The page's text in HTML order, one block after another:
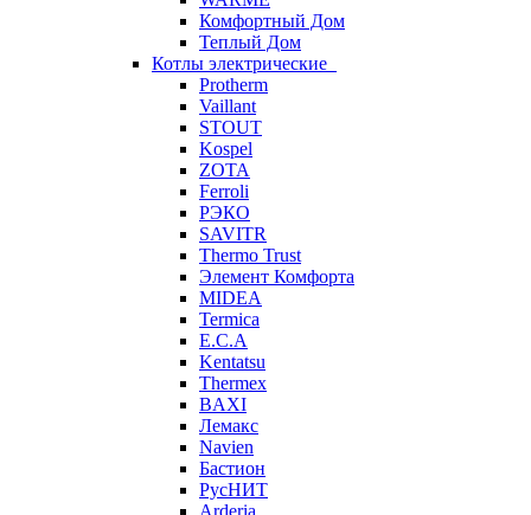
Комфортный Дом
Теплый Дом
Котлы электрические
Protherm
Vaillant
STOUT
Kospel
ZOTA
Ferroli
РЭКО
SAVITR
Thermo Trust
Элемент Комфорта
MIDEA
Termica
E.C.A
Kentatsu
Thermex
BAXI
Лемакс
Navien
Бастион
РусНИТ
Arderia